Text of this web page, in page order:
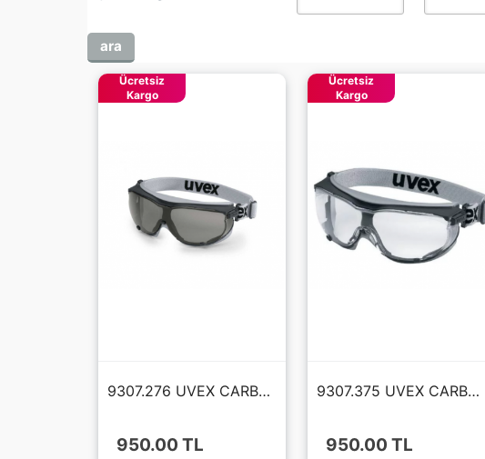
9307.276 UVEX CARBONVİSİON FÜME GOGGLE GÖZLÜK
Ücretsiz
Kargo
950.00 TL
9307.375 UVEX CARBONVİSİON ŞEFFAF GOGGLE GÖZLÜK
Ücretsiz
Kargo
950.00 TL